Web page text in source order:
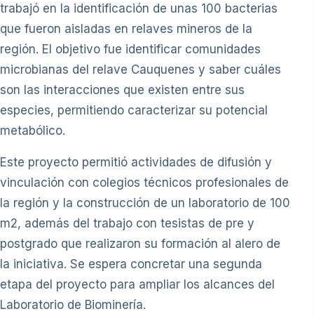
trabajó en la identificación de unas 100 bacterias
que fueron aisladas en relaves mineros de la
región. El objetivo fue identificar comunidades
microbianas del relave Cauquenes y saber cuáles
son las interacciones que existen entre sus
especies, permitiendo caracterizar su potencial
metabólico.
Este proyecto permitió actividades de difusión y
vinculación con colegios técnicos profesionales de
la región y la construcción de un laboratorio de 100
m2, además del trabajo con tesistas de pre y
postgrado que realizaron su formación al alero de
la iniciativa. Se espera concretar una segunda
etapa del proyecto para ampliar los alcances del
Laboratorio de Biominería.